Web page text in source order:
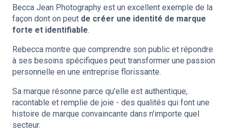
Becca Jean Photography est un excellent exemple de la
façon dont on peut de créer une identité de marque
forte et identifiable.
Rebecca montre que comprendre son public et répondre
à ses besoins spécifiques peut transformer une passion
personnelle en une entreprise florissante.
Sa marque résonne parce qu'elle est authentique,
racontable et remplie de joie - des qualités qui font une
histoire de marque convaincante dans n'importe quel
secteur.